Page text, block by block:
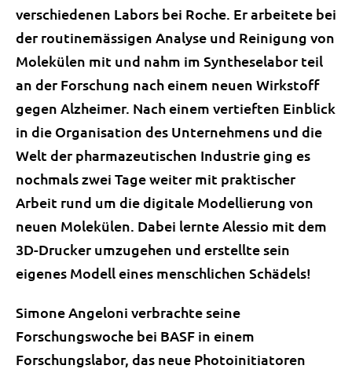
verschiedenen Labors bei Roche. Er arbeitete bei
der routinemässigen Analyse und Reinigung von
Molekülen mit und nahm im Syntheselabor teil
an der Forschung nach einem neuen Wirkstoff
gegen Alzheimer. Nach einem vertieften Einblick
in die Organisation des Unternehmens und die
Welt der pharmazeutischen Industrie ging es
nochmals zwei Tage weiter mit praktischer
Arbeit rund um die digitale Modellierung von
neuen Molekülen. Dabei lernte Alessio mit dem
3D-Drucker umzugehen und erstellte sein
eigenes Modell eines menschlichen Schädels!
Simone Angeloni verbrachte seine
Forschungswoche bei BASF in einem
Forschungslabor, das neue Photoinitiatoren